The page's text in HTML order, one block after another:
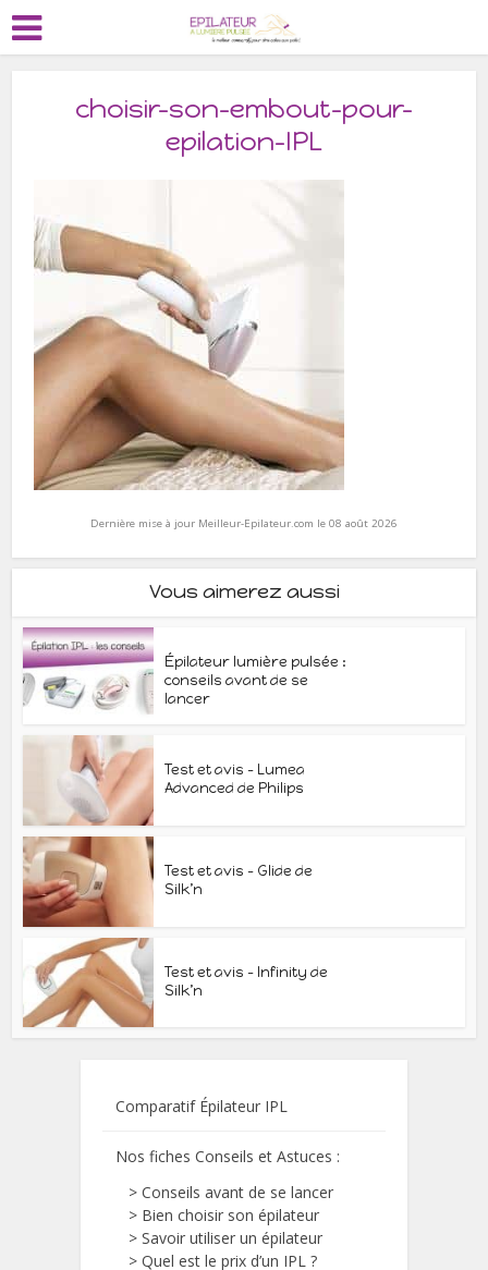
choisir-son-embout-pour-
epilation-IPL
Dernière mise à jour Meilleur-Epilateur.com le 08 août 2026
Vous aimerez aussi
Épilateur lumière pulsée :
conseils avant de se
lancer
Test et avis – Lumea
Advanced de Philips
Test et avis – Glide de
Silk’n
Test et avis – Infinity de
Silk’n
Comparatif Épilateur IPL
Nos fiches Conseils et Astuces :
> Conseils avant de se lancer
> Bien choisir son épilateur
> Savoir utiliser un épilateur
> Quel est le prix d’un IPL ?